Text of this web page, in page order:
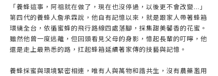
「養蜂這事，阿祖就在做了，現在也沒停過，以後更不會改變...」
第四代的養蜂人詹承霖說，他自有記憶以來，就是跟家人帶著蜂箱
環繞全台，依循蜜蜂的飛行路線四處落腳，採集甜美馨香的花蜜。
雖然他曾一度逃離，但回頭看見父母的身影，憶起長輩的叮嚀，他
還是走上最熟悉的路，扛起蜂箱延續著家傳的技藝與記憶。
養蜂採蜜與環境緊密相連，唯有人與萬物和諧共生，沒有農藥濫用